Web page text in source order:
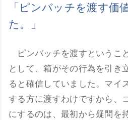
「ピンバッチを渡す価
た。」
ピンバッチを渡すというこ
として、箱がその行為を引き
ると確信していました。マイ
する方に渡すわけですから、
にするのは、最初から疑問を